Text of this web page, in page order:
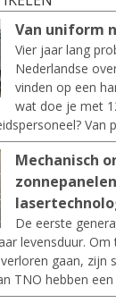
Van uniform
Vier jaar lang
Nederlandse
vinden op een
wat doe je met
Van
Mechanisch
De eerste
levensduur.
gaan, zijn
TNO hebben